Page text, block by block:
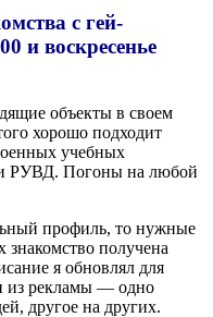
с гей-
и воскресенье
объекты в своем
хорошо подходит
учебных
РУВД. Погоны на любой
профиль, то нужные
получена
я обновлял для
из рекламы — одно
другое на других.